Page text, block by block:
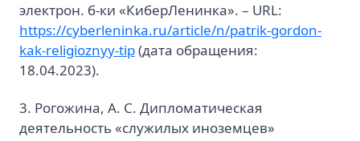
электрон. б-ки «КиберЛенинка». – URL:
https://cyberleninka.ru/article/n/patrik-gordon-
kak-religioznyy-tip(дата обращения:
18.04.2023).
3. Рогожина, А. С. Дипломатическая
деятельность «служилых иноземцев»